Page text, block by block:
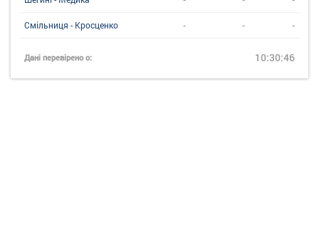
Смільниця - Кросценко - - -
Дані перевірено о: 10:30:46